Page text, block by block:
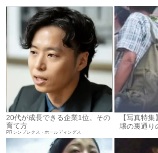
20代が成長できる企業1位。その
育て方
PRシンプレクス・ホールディングス
【写真特
壌の裏通り